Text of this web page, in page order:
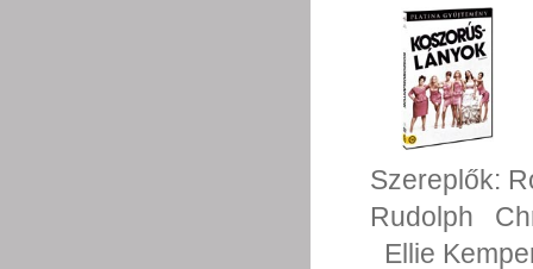
Szereplők:
Rudolph
Ellie